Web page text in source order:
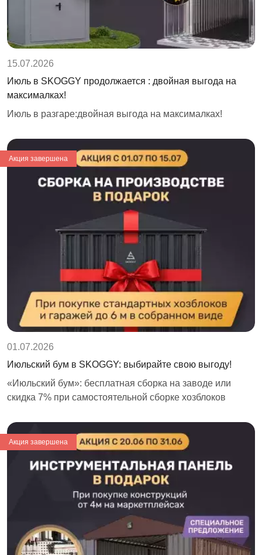
15.07.2026
Июль в SKOGGY продолжается : двойная выгода на
максималках!
Июль в разгаре:двойная выгода на максималках!
Акция завершена
01.07.2026
Июльский бум в SKOGGY: выбирайте свою выгоду!
«Июльский бум»: бесплатная сборка на заводе или
скидка 7% при самостоятельной сборке хозблоков
Акция завершена